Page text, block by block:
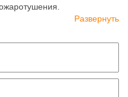
Развернуть